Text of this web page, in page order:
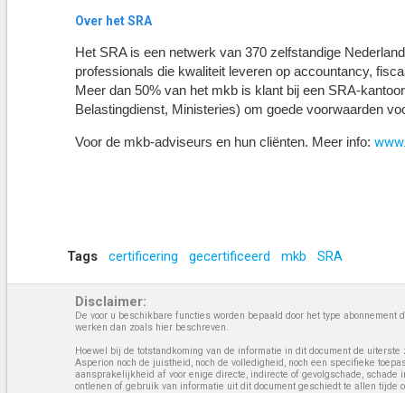
Over het SRA
Het SRA is een netwerk van 370 zelfstandige
professionals die kwaliteit leveren op accountancy,
Meer dan 50% van het mkb is klant bij een SRA-
Belastingdienst, Ministeries) om goede voorwaarden
Voor de mkb-adviseurs en hun cliënten. Meer info:
Tags certificering gecertificeerd mkb SRA
Disclaimer:
De voor u beschikbare functies worden bepaald door het type
werken dan zoals hier beschreven.
Hoewel bij de totstandkoming van de informatie in dit document de
Asperion noch de juistheid, noch de volledigheid, noch een specifieke
aansprakelijkheid af voor enige directe, indirecte of gevolgschade,
ontlenen of gebruik van informatie uit dit document geschiedt te allen tijde